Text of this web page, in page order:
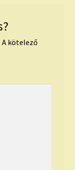
A kötelező